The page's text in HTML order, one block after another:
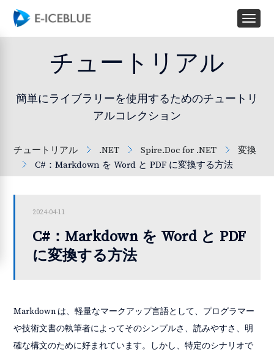
チュートリアル
簡単にライブラリーを使用するためのチュートリ
アルコレクション
チュートリアル .NET Spire.Doc for .NET
変換
C#：Markdown を Word と PDF に変換する方法
2024-04-11
C#：Markdown を Word と PDF
に変換する方法
Markdown は、軽量なマークアップ言語として、プログラマー
や技術文書の執筆者によってそのシンプルさ、読みやすさ、明
確な構文のために好まれています。しかし、特定のシナリオで